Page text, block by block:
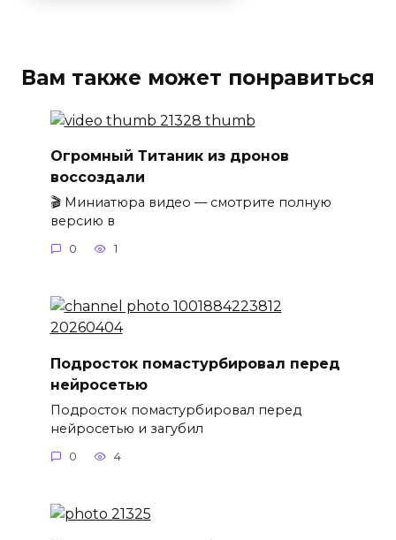
Вам также может понравиться
Огромный Титаник из дронов
воссоздали
🎬 Миниатюра видео — смотрите полную
версию в
0 1
Подросток помастурбировал перед
нейросетью
Подросток помастурбировал перед
нейросетью и загубил
0 4